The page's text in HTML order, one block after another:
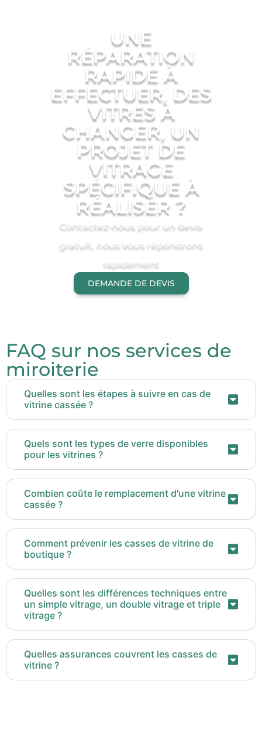
UNE
RÉPARATION
RAPIDE À
EFFECTUER, DES
VITRES À
CHANGER, UN
PROJET DE
VITRAGE
SPÉCIFIQUE À
RÉALISER ?
Contactez-nous pour un devis
gratuit, nous vous répondrons
rapidement
DEMANDE DE DEVIS
FAQ sur nos services de
miroiterie
Quelles sont les étapes à suivre en cas de
vitrine cassée ?
Quels sont les types de verre disponibles
pour les vitrines ?
Combien coûte le remplacement d'une vitrine
cassée ?
Comment prévenir les casses de vitrine de
boutique ?
Quelles sont les différences techniques entre
un simple vitrage, un double vitrage et triple
vitrage ?
Quelles assurances couvrent les casses de
vitrine ?